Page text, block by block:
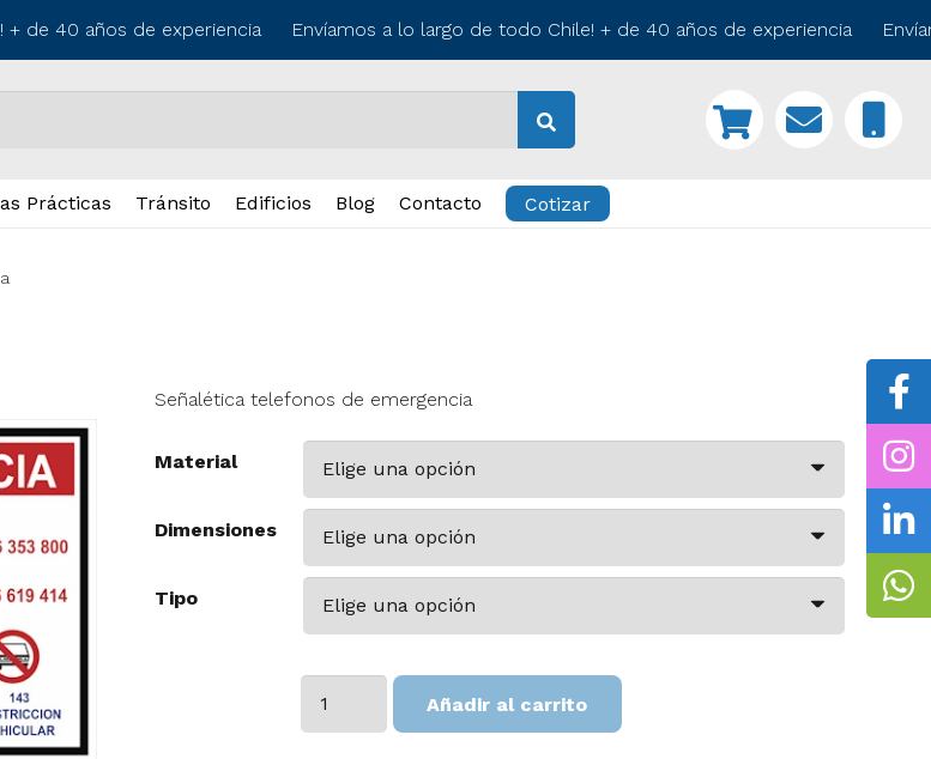
de 40 años de experiencia Envíamos a lo largo de todo Chile! + de 40 años de experiencia
Prácticas Tránsito Edificios Blog Contacto Cotizar
Señalética telefonos de emergencia
Material
Dimensiones
Tipo
Emergencia
Añadir al carrito